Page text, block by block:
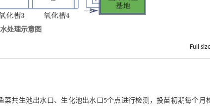
处理示意图
Full
共生池出水口、生化池出水口5个点进行检测，投苗初期每个月